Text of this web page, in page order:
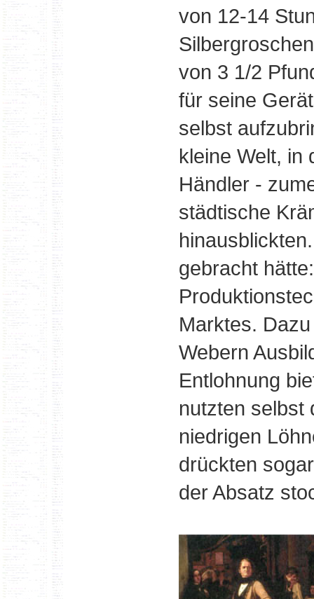
von 12-14
von 3 1/2
für seine
selbst
kleine Welt, in
Händler -
städtische
gebracht
Marktes.
Webern
Entlohnung
nutzten selbst
niedrigen
drückten
der Absatz